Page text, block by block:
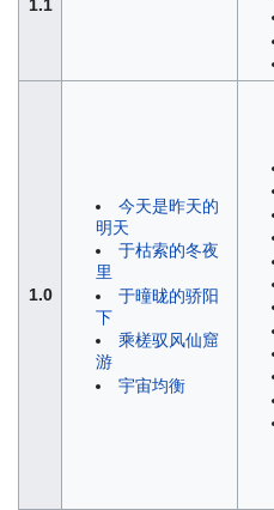
1.1
1.0
今天是昨天的
明天
于枯索的冬夜
里
于曈昽的骄阳
下
乘槎驭风仙窟
游
宇宙均衡